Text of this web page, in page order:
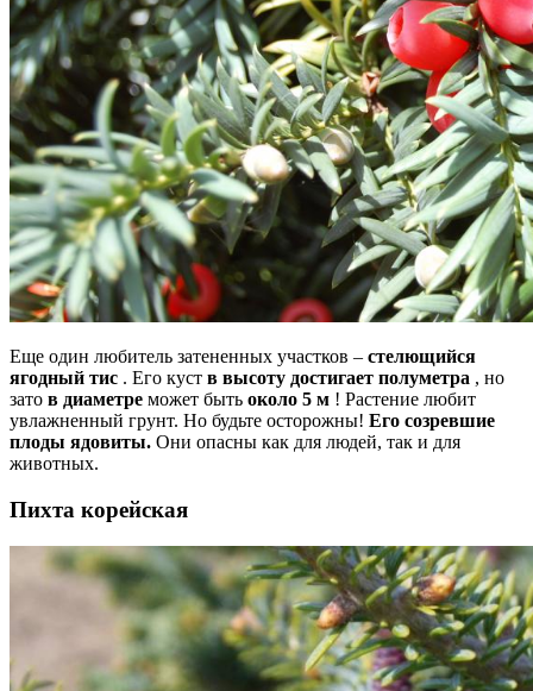
Еще один любитель затененных участков – стелющийся
ягодный тис . Его куст в высоту достигает полуметра , но
зато в диаметре может быть около 5 м ! Растение любит
увлажненный грунт. Но будьте осторожны! Его созревшие
плоды ядовиты. Они опасны как для людей, так и для
животных.
Пихта корейская